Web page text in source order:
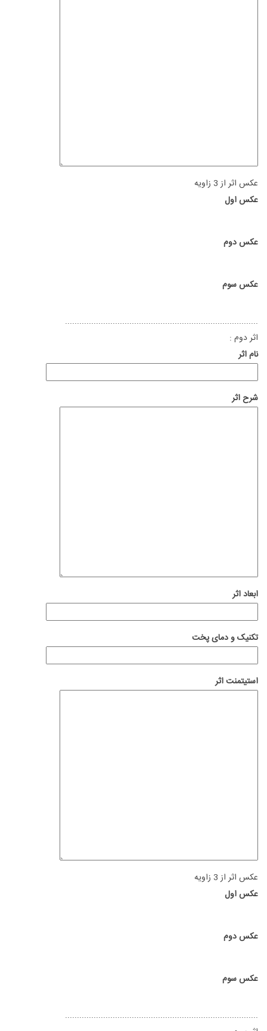
عکس اثر از 3 زاویه
عکس اول
عکس دوم
عکس سوم
.................................................................................
اثر دوم :
نام اثر
شرح اثر
ابعاد اثر
تکنیک و دمای پخت
استیتمنت اثر
عکس اثر از 3 زاویه
عکس اول
عکس دوم
عکس سوم
.................................................................................